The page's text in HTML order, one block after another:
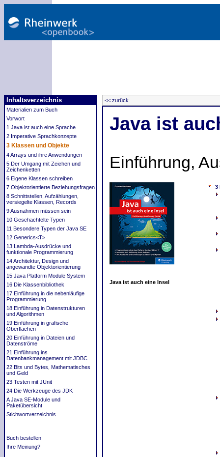
Inhaltsverzeichnis
Materialien zum Buch
Vorwort
1 Java ist auch eine Sprache
2 Imperative Sprachkonzepte
3 Klassen und Objekte
4 Arrays und ihre Anwendungen
5 Der Umgang mit Zeichen und
Zeichenketten
6 Eigene Klassen schreiben
7 Objektorientierte Beziehungsfragen
8 Schnittstellen, Aufzählungen,
versiegelte Klassen, Records
9 Ausnahmen müssen sein
10 Geschachtelte Typen
11 Besondere Typen der Java SE
12 Generics<T>
13 Lambda-Ausdrücke und
funktionale Programmierung
14 Architektur, Design und
angewandte Objektorientierung
15 Java Platform Module System
16 Die Klassenbibliothek
17 Einführung in die nebenläufige
Programmierung
18 Einführung in Datenstrukturen
und Algorithmen
19 Einführung in grafische
Oberflächen
20 Einführung in Dateien und
Datenströme
21 Einführung ins
Datenbankmanagement mit JDBC
22 Bits und Bytes, Mathematisches
und Geld
23 Testen mit JUnit
24 Die Werkzeuge des JDK
A Java SE-Module und
Paketübersicht
Stichwortverzeichnis
Buch bestellen
Ihre Meinung?
<< zurück
Java ist
Einführung,
Java ist auch eine Insel
3